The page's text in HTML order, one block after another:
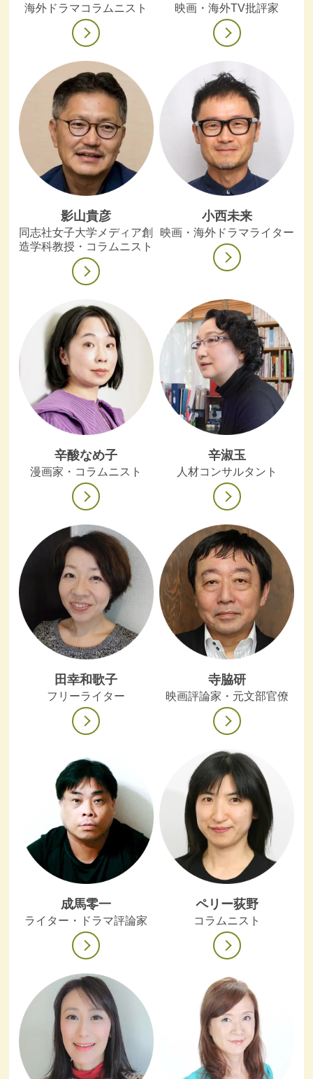
海外ドラマコラムニスト 映画・海外TV批評家
影山貴彦
同志社女子大学メディア創
造学科教授・コラムニスト
小西未来
映画・海外ドラマライター
辛酸なめ子
漫画家・コラムニスト
辛淑玉
人材コンサルタント
田幸和歌子
フリーライター
寺脇研
映画評論家・元文部官僚
成馬零一
ライター・ドラマ評論家
ペリー荻野
コラムニスト